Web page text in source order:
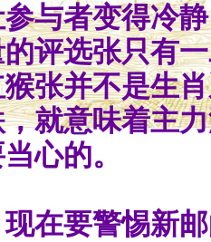
与者变得冷
评选张只有
张并不是生
就意味着主
心的。
在要警惕新